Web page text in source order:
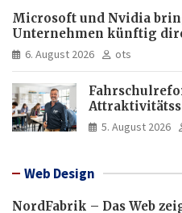
Microsoft und Nvidia
Unternehmen künftig
läuft und was weiter in
6. August 2026 ots
5. August 2026
Web Design
NordFabrik – Das Web